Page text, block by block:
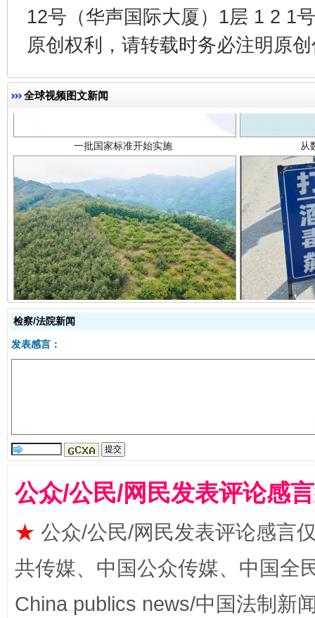
12号（华声国际大厦）1层 1 2 1
原创权利，请转载时务必注明原
全球视频图文新闻
以产业富民促振兴 酒驾
从幼儿园到大学，有这些资助 “
检察/法院新闻
发表感言：
公众/公民/网民发表评论感
★ 公众/公民/网民发表评论感言
共传媒、中国公众传媒、中国全
China publics news/中国法制新